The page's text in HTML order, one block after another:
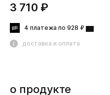
3 710 ₽
4 платежа по 928 ₽
доставка и оплата
о продукте